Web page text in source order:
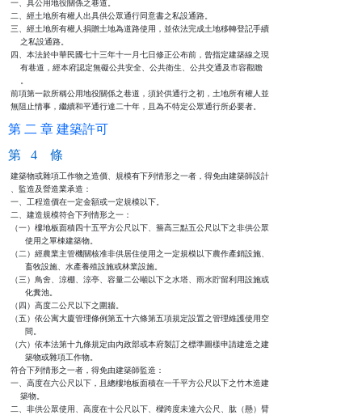
一、具公用地役關係之巷道。
二、經土地所有權人出具供公眾通行同意書之私設通路。
三、經土地所有權人捐贈土地為道路使用，並依法完成土地移轉登記手續
    之私設通路。
四、本法於中華民國七十三年十一月七日修正公布前，曾指定建築線之現
    有巷道，經本府認定無礙公共安全、公共衛生、公共交通及市容觀瞻
    。
前項第一款所稱公用地役關係之巷道，須於供通行之初，土地所有權人並
無阻止情事，繼續和平通行達二十年，且為不特定公眾通行所必要者。
第 二 章 建築許可
第 4 條
建築物或雜項工作物之造價、規模有下列情形之一者，得免由建築師設計
、監造及營造業承造：
一、工程造價在一定金額或一定規模以下。
二、建造規模符合下列情形之一：
（一）樓地板面積四十五平方公尺以下、簷高三點五公尺以下之非供公眾
      使用之單棟建築物。
（二）經農業主管機關核准非供居住使用之一定規模以下農作產銷設施、
      畜牧設施、水產養殖設施或林業設施。
（三）鳥舍、涼棚、涼亭、容量二公噸以下之水塔、雨水貯留利用設施或
      化糞池。
（四）高度二公尺以下之圍牆。
（五）依公寓大廈管理條例第五十六條第五項規定設置之管理維護使用空
      間。
（六）依本法第十九條規定由內政部或本府製訂之標準圖樣申請建造之建
      築物或雜項工作物。
符合下列情形之一者，得免由建築師監造：
一、高度在六公尺以下，且總樓地板面積在一千平方公尺以下之竹木造建
    築物。
二、非供公眾使用、高度在十公尺以下、樑跨度未達六公尺、肱（懸）臂